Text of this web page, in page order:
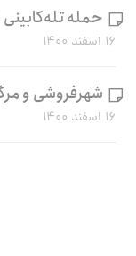
حمله
۱۶ اسفند ۱۴۰۰
شهرفروشی و مرگ
۱۶ اسفند ۱۴۰۰